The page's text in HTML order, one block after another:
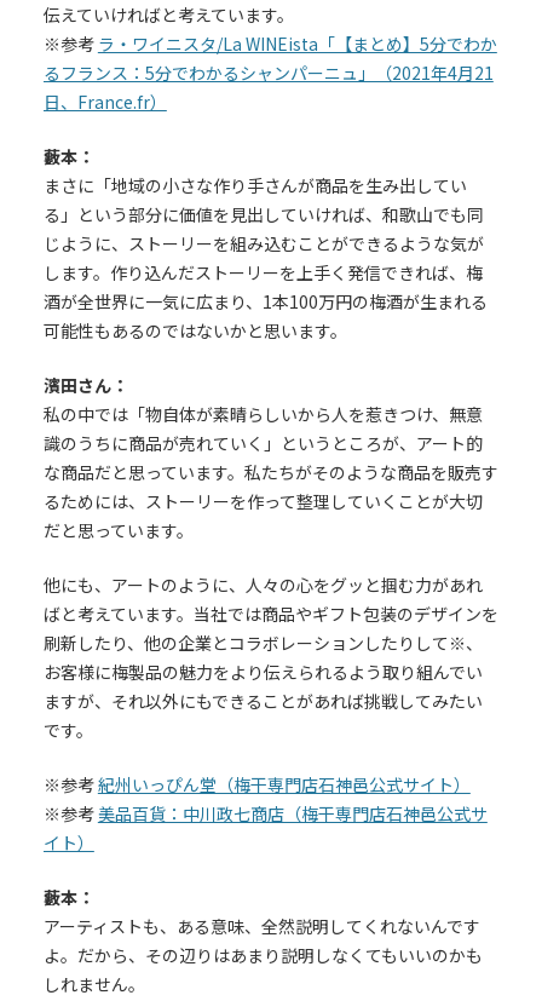
伝えていければと考えています。
※参考 ラ・ワイニスタ/La WINEista「【まとめ】5分でわか
るフランス：5分でわかるシャンパーニュ」（2021年4月21
日、France.fr）
藪本：
まさに「地域の小さな作り手さんが商品を生み出してい
る」という部分に価値を見出していければ、和歌山でも同
じように、ストーリーを組み込むことができるような気が
します。作り込んだストーリーを上手く発信できれば、梅
酒が全世界に一気に広まり、1本100万円の梅酒が生まれる
可能性もあるのではないかと思います。
濱田さん：
私の中では「物自体が素晴らしいから人を惹きつけ、無意
識のうちに商品が売れていく」というところが、アート的
な商品だと思っています。私たちがそのような商品を販売す
るためには、ストーリーを作って整理していくことが大切
だと思っています。
他にも、アートのように、人々の心をグッと掴む力があれ
ばと考えています。当社では商品やギフト包装のデザインを
刷新したり、他の企業とコラボレーションしたりして※、
お客様に梅製品の魅力をより伝えられるよう取り組んでい
ますが、それ以外にもできることがあれば挑戦してみたい
です。
※参考紀州いっぴん堂（梅干専門店石神邑公式サイト）
※参考美品百貨：中川政七商店（梅干専門店石神邑公式サ
イト）
藪本：
アーティストも、ある意味、全然説明してくれないんです
よ。だから、その辺りはあまり説明しなくてもいいのかも
しれません。